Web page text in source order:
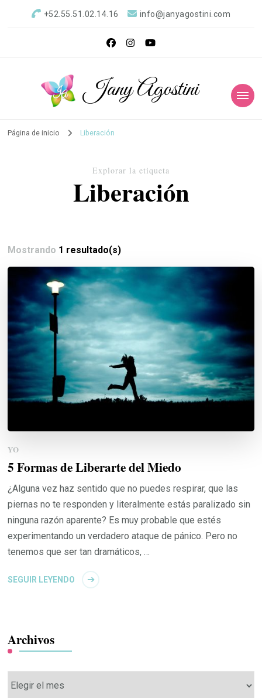
+52.55.51.02.14.16 info@janyagostini.com
Jany Agostini
Página de inicio Liberación
Explorar la etiqueta
Liberación
Mostrando 1 resultado(s)
YO
5 Formas de Liberarte del Miedo
¿Alguna vez haz sentido que no puedes respirar, que las
piernas no te responden y literalmente estás paralizado sin
ninguna razón aparente? Es muy probable que estés
experimentando un verdadero ataque de pánico. Pero no
tenemos que ser tan dramáticos, …
SEGUIR LEYENDO
Archivos